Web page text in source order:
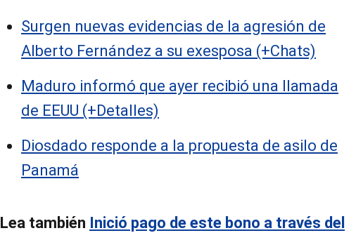
Surgen nuevas evidencias de la agresión de
Alberto Fernández a su exesposa (+Chats)
Maduro informó que ayer recibió una llamada
de EEUU (+Detalles)
Diosdado responde a la propuesta de asilo de
Panamá
Lea también Inició pago de este bono a través del